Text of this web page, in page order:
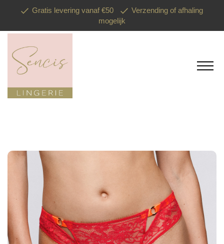
Gratis levering vanaf €50
Verzending of afhaling
mogelijk